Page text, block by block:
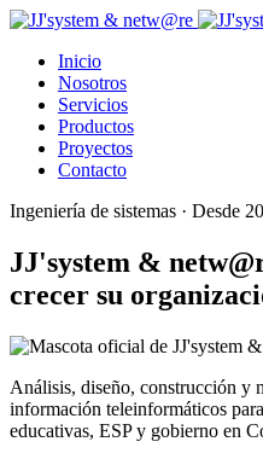
Inicio
Nosotros
Servicios
Productos
Proyectos
Contacto
Ingeniería de sistemas · Desde
JJ'system &
crecer su
Análisis, diseño, construcción y
información teleinformáticos
educativas, ESP y gobierno en